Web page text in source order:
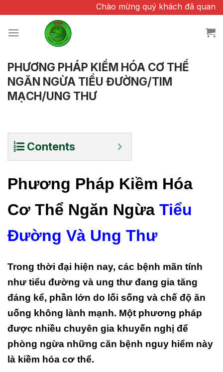
đến
nội
Chào mừng quý khách đã quan tâm và tin
PHƯƠNG PHÁP KIỀM HÓA CƠ THỂ
NGĂN NGỪA TIỂU ĐƯỜNG/TIM
MẠCH/UNG THƯ
Contents
Phương Pháp Kiềm Hóa
Cơ Thể Ngăn Ngừa Tiểu
Đường Và Ung Thư
Trong thời đại hiện nay, các bệnh mãn tính
như tiểu đường và ung thư đang gia tăng
đáng kể, phần lớn do lối sống và chế độ ăn
uống không lành mạnh. Một phương pháp
được nhiều chuyên gia khuyến nghị để
phòng ngừa những căn bệnh nguy hiểm này
là kiềm hóa cơ thể.